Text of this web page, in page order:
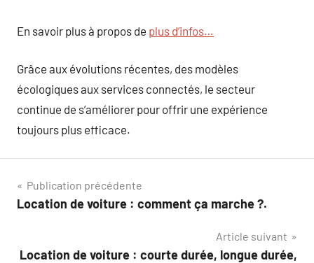
En savoir plus à propos de plus d’infos…
Grâce aux évolutions récentes, des modèles
écologiques aux services connectés, le secteur
continue de s’améliorer pour offrir une expérience
toujours plus efficace.
Navigation
de
Publication précédente
Location de voiture : comment ça marche ?.
Article suivant
Location de voiture : courte durée, longue durée,